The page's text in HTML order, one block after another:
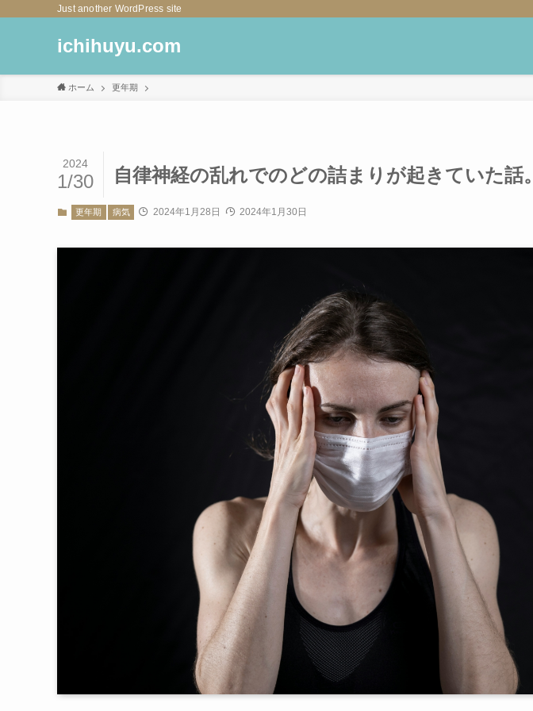
Just another WordPress site
ichihuyu.com
ホーム 更年期
自律神経の乱れでのどの詰まりが起きていた話。
2024
1/30
更年期 病気 2024年1月28日 2024年1月30日